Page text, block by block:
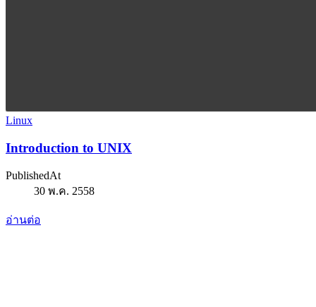
Linux
Introduction to UNIX
PublishedAt
30 พ.ค. 2558
อ่านต่อ